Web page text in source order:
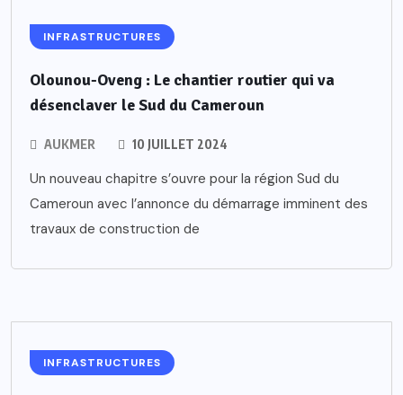
INFRASTRUCTURES
Olounou-Oveng : Le chantier routier qui va
désenclaver le Sud du Cameroun
AUKMER 10 JUILLET 2024
Un nouveau chapitre s’ouvre pour la région Sud du
Cameroun avec l’annonce du démarrage imminent des
travaux de construction de
INFRASTRUCTURES